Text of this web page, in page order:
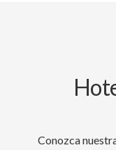
Conozca